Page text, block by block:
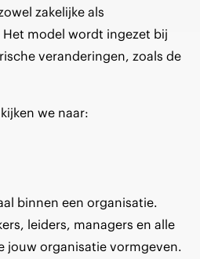
zakelijke als
model wordt ingezet bij
veranderingen, zoals de
we naar:
binnen een organisatie.
leiders, managers en alle
jouw organisatie vormgeven.